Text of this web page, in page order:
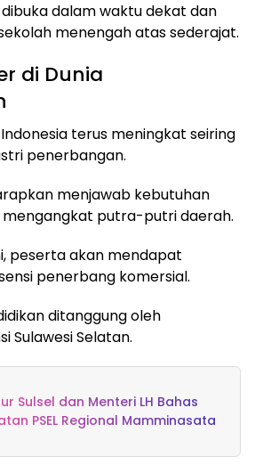
dalam waktu dekat dan
menengah atas sederajat.
di Dunia
terus meningkat seiring
penerbangan.
menjawab kebutuhan
mengangkat putra-putri daerah.
peserta akan mendapat
penerbang komersial.
ditanggung oleh
Sulawesi Selatan.
Sulsel dan Menteri LH Bahas
PSEL Regional Mamminasata